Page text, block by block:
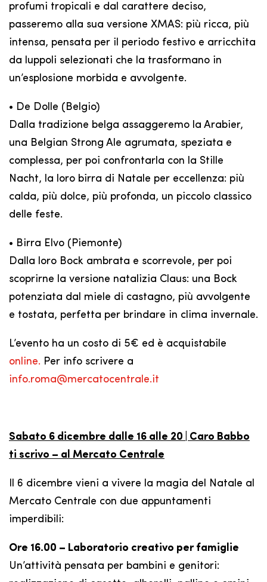
profumi tropicali e dal carattere deciso,
passeremo alla sua versione XMAS: più ricca, più
intensa, pensata per il periodo festivo e arricchita
da luppoli selezionati che la trasformano in
un’esplosione morbida e avvolgente.
• De Dolle (Belgio)
Dalla tradizione belga assaggeremo la Arabier,
una Belgian Strong Ale agrumata, speziata e
complessa, per poi confrontarla con la Stille
Nacht, la loro birra di Natale per eccellenza: più
calda, più dolce, più profonda, un piccolo classico
delle feste.
• Birra Elvo (Piemonte)
Dalla loro Bock ambrata e scorrevole, per poi
scoprirne la versione natalizia Claus: una Bock
potenziata dal miele di castagno, più avvolgente
e tostata, perfetta per brindare in clima invernale.
L’evento ha un costo di 5€ ed è acquistabile
online. Per info scrivere a
info.roma@mercatocentrale.it
Sabato 6 dicembre dalle 16 alle 20 | Caro Babbo
ti scrivo – al Mercato Centrale
Il 6 dicembre vieni a vivere la magia del Natale al
Mercato Centrale con due appuntamenti
imperdibili:
Ore 16.00 – Laboratorio creativo per famiglie
Un’attività pensata per bambini e genitori: